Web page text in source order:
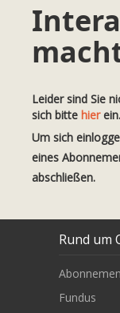
Leider sind Sie
sich bitte hierein.
Um sich
eines
abschließen.
Rund um
Fundus